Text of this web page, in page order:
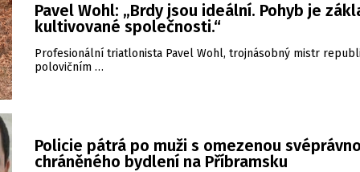
Pavel Wohl: „Brdy jsou ideální. Pohyb je
kultivované společnosti.“
Profesionální triatlonista Pavel Wohl, trojnásobný mistr
polovičním …
Policie pátrá po muži s omezenou
chráněného bydlení na Příbramsku